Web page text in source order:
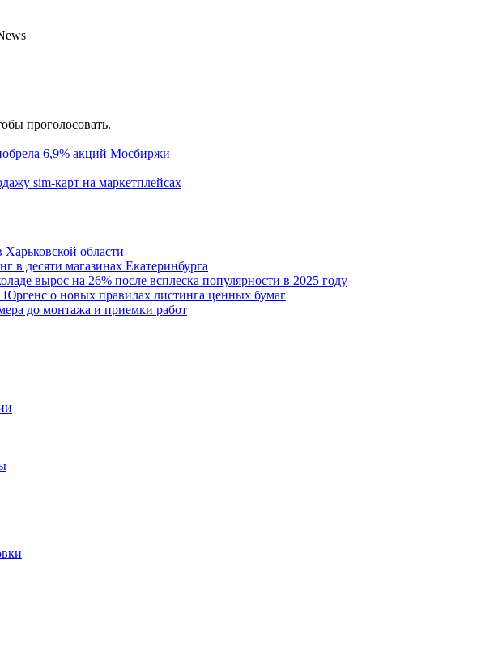
проголосовать.
6,9% акций Мосбиржи
sim-карт на маркетплейсах
области
в десяти магазинах Екатеринбурга
вырос на 26% после всплеска популярности в 2025 году
о новых правилах листинга ценных бумаг
до монтажа и приемки работ